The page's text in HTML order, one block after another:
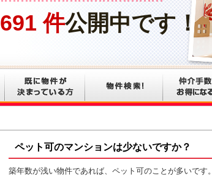
691 件公開中です！
ペット可のマンションは少ないですか？
築年数が浅い物件であれば、ペット可のことが多いです。